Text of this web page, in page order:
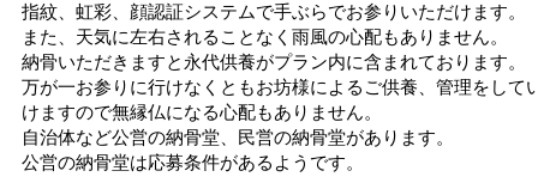
指紋、虹彩、顔認証システムで手ぶらでお参りいただけます。
また、天気に左右されることなく雨風の心配もありません。
納骨いただきますと永代供養がプラン内に含まれております。
万が一お参りに行けなくともお坊様によるご供養、管理をして
けますので無縁仏になる心配もありません。
自治体など公営の納骨堂、民営の納骨堂があります。
公営の納骨堂は応募条件があるようです。